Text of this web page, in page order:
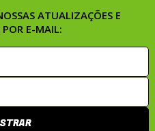
ATUALIZAÇÕES E
E-MAIL: